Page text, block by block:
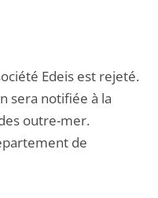
Edeis est rejeté.
sera notifiée à la
outre-mer.
de